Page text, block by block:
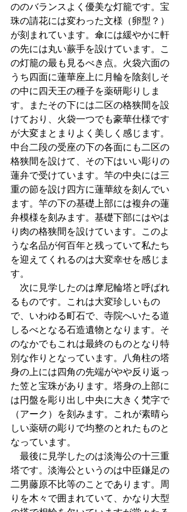
ののバランスよく優美な灯籠です。宝
珠の請花には変わった文様（卵型？）
が刻まれています。傘には緩やかに軒
の先には丸い蕨手を設けています。こ
の灯籠の最も見るべき点。火袋六面の
うち四面に蓮華座上に月輪を陰刻しそ
の中に四天王の種子を薬研彫りしま
す。またその下には二区の格狭間を設
けており、火袋一つでも豪華仕様です
が大変まとまりよく美しく感じます。
中台二段の受座の下の各面にも二区の
格狭間を設けて、その下はいい彫りの
蓮弁で受けています。竿の中央には三
重の節を設け四方に蓮華紋を刻んでい
ます。竿の下の基礎上部には複弁の蓮
弁模様を刻みます。基礎下部にはやは
り肉の格狭間を設けています。このよ
うな名品が何百年と残っていて私たち
を迎えてくれるのは大変幸せを感じま
す。
次に見学したのは摩尼輪塔と呼ばれ
るものです。これは大変珍しいもの
で、いわゆる町石で、寺院へいたる道
しるべとなる石造遺物となります。そ
のなかでもこれは最終のものとなり特
別な作りとなっています。八角柱の塔
身の上には四角の先端がやや反り返っ
た笠と宝珠があります。塔身の上部に
は円盤を彫り出し中央に大きく梵字で
（アーク）を刻みます。これが素晴ら
しい薬研の彫りで均整のとれたものと
なっています。
最後に見学したのは淡海公の十三重
塔です。淡海公というのは中臣鎌足の
二男藤原不比等のことであります。周
りを木々で囲まれていて、かなり大型